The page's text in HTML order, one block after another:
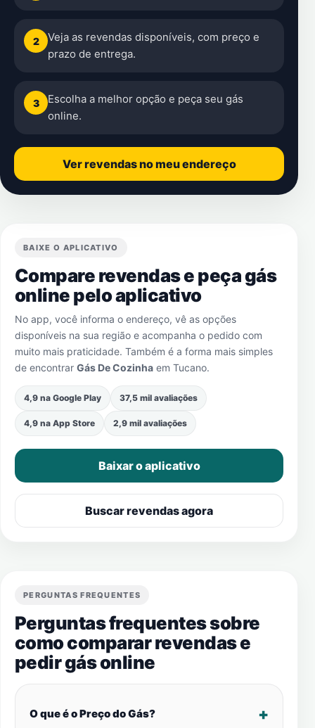
2
Veja as revendas disponíveis, com preço e
prazo de entrega.
3
Escolha a melhor opção e peça seu gás
online.
Ver revendas no meu endereço
BAIXE O APLICATIVO
Compare revendas e peça gás
online pelo aplicativo
No app, você informa o endereço, vê as opções
disponíveis na sua região e acompanha o pedido com
muito mais praticidade. Também é a forma mais simples
de encontrar Gás De Cozinha em Tucano.
4,9 na Google Play 37,5 mil avaliações
4,9 na App Store 2,9 mil avaliações
Baixar o aplicativo
Buscar revendas agora
PERGUNTAS FREQUENTES
Perguntas frequentes sobre
como comparar revendas e
pedir gás online
O que é o Preço do Gás?